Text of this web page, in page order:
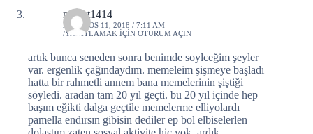
mithat1414
AĞUSTOS 11, 2018 / 7:11 AM
YANITLAMAK IÇIN OTURUM AÇIN
artık bunca seneden sonra benimde soylceğim şeyler
var. ergenlik çağındaydım. memeleim şişmeye başladı
hatta bir rahmetli annem bana memelerinin şiştiği
söyledi. aradan tam 20 yıl geçti. bu 20 yıl içinde hep
başım eğikti dalga geçtile memelerme elliyolardı
pamella endırsın gibisin dediler ep bol elbiselerlen